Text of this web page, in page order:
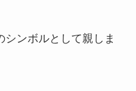
ンボルとして親しま